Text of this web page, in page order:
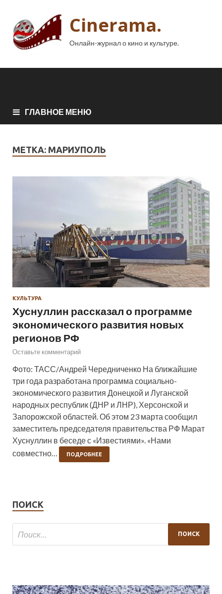
Cinerama.
Онлайн-журнал о кино и культуре.
ГЛАВНОЕ МЕНЮ
МЕТКА: МАРИУПОЛЬ
КУЛЬТУРА
Хуснуллин рассказал о программе
экономического развития новых
регионов РФ
Оставьте комментарий
Фото: ТАСС/Андрей Чередниченко На ближайшие
три года разработана программа социально-
экономического развития Донецкой и Луганской
народных республик (ДНР и ЛНР), Херсонской и
Запорожской областей. Об этом 23 марта сообщил
заместитель председателя правительства РФ Марат
Хуснуллин в беседе с «Известиями». «Нами
совместно…
ПОДРОБНЕЕ
ПОИСК